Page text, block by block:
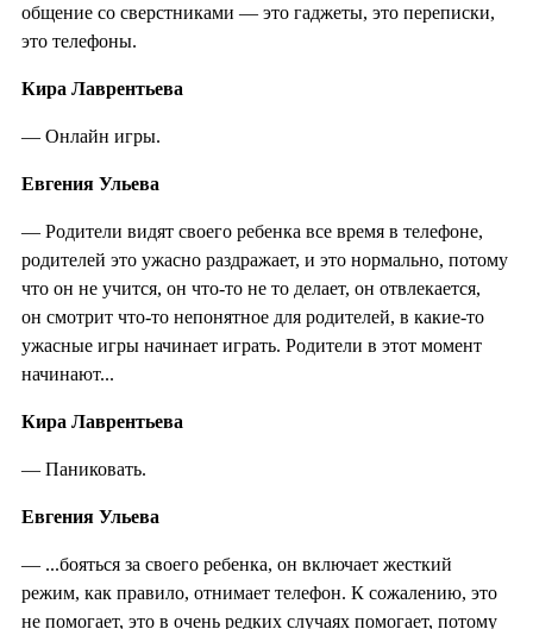
общение со сверстниками — это гаджеты, это переписки,
это телефоны.
Кира Лаврентьева
— Онлайн игры.
Евгения Ульева
— Родители видят своего ребенка все время в телефоне,
родителей это ужасно раздражает, и это нормально, потому
что он не учится, он что-то не то делает, он отвлекается,
он смотрит что-то непонятное для родителей, в какие-то
ужасные игры начинает играть. Родители в этот момент
начинают...
Кира Лаврентьева
— Паниковать.
Евгения Ульева
— ...бояться за своего ребенка, он включает жесткий
режим, как правило, отнимает телефон. К сожалению, это
не помогает, это в очень редких случаях помогает, потому